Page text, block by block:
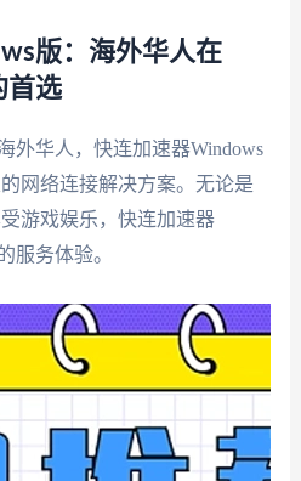
版：海外华人在
首选
外华人，快连加速器Windows
网络连接解决方案。无论是
游戏娱乐，快连加速器
服务体验。